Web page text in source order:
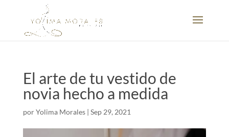
El arte de tu vestido de
novia hecho a medida
porYolima Morales| Sep 29, 2021